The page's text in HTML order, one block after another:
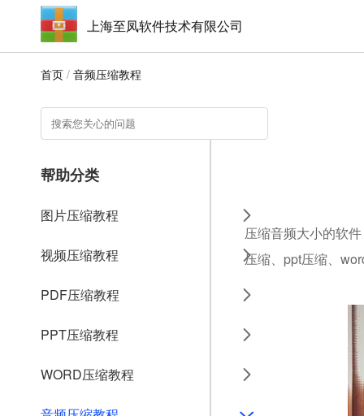
上海至凤软件技术有限公司
首页 / 音频压缩教程
帮助分类
图片压缩教程
视频压缩教程
PDF压缩教程
PPT压缩教程
WORD压缩教程
压缩音频大小的软
压缩、ppt压缩、